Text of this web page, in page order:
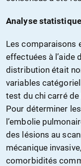
Analyse statistique
Les comparaisons
effectuées à l’aide
distribution était
variables
test du chi carré
Pour déterminer
l’embolie
des lésions au
mécanique
comorbidités